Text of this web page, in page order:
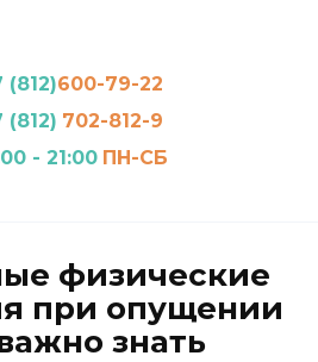
(812)600-79-22
(812) 702-812-9
- 21:00 ПН-СБ
физические
при опущении
знать